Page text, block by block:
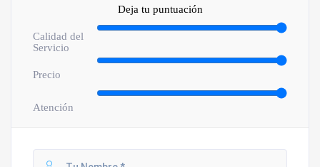
Deja tu puntuación
Calidad del
Servicio
Precio
Atención